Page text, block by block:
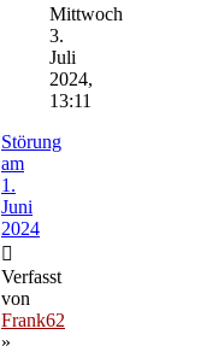
Beitrag
Mittwoch
3.
Juli
2024,
13:11
Störung
am
1.
Juni
2024
Verfasst
von
Frank62
»